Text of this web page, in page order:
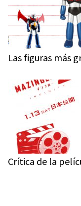
Las figuras más
Crítica de la